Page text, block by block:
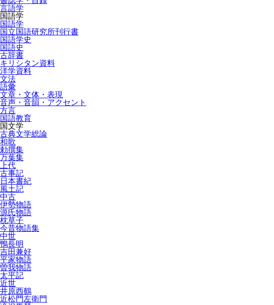
言語学
国語学
国語学
国立国語研究所刊行書
国語学史
国語史
古辞書
キリシタン資料
洋学資料
文法
語彙
文章・文体・表現
音声・音韻・アクセント
方言
国語教育
国文学
古典文学総論
和歌
勅撰集
万葉集
上代
古事記
日本書紀
風土記
中古
伊勢物語
源氏物語
枕草子
今昔物語集
中世
鴨長明
吉田兼好
平家物語
曽我物語
太平記
近世
井原西鶴
近松門左衛門